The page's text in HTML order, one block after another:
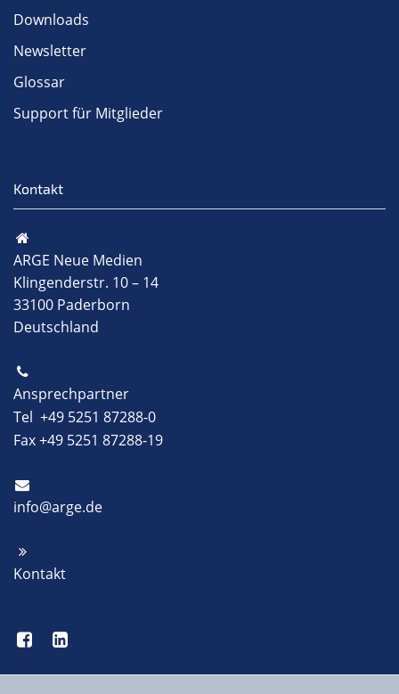
Downloads
Newsletter
Glossar
Support für Mitglieder
Kontakt
ARGE Neue Medien
Klingenderstr. 10 – 14
33100 Paderborn
Deutschland
Ansprechpartner
Tel +49 5251 87288-0
Fax +49 5251 87288-19
info@arge.de
Kontakt